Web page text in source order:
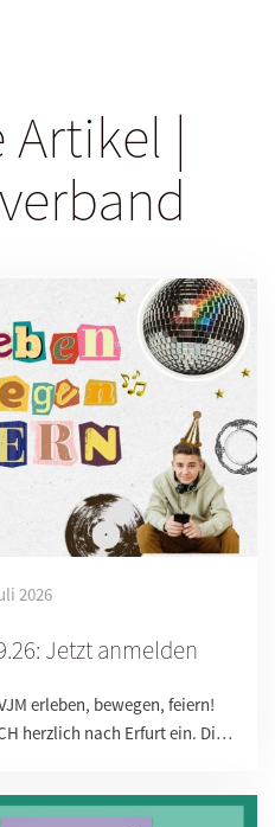
|
2026
Jetzt anmelden
erleben, bewegen, feiern!
herzlich nach Erfurt ein. Di…